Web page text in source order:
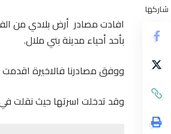
شاركها
بأحد أحياء مدينة بني ملال.
ووفق مصادرنا فالاخيرة
وقد تدخلت اسرتها حيث نقلت